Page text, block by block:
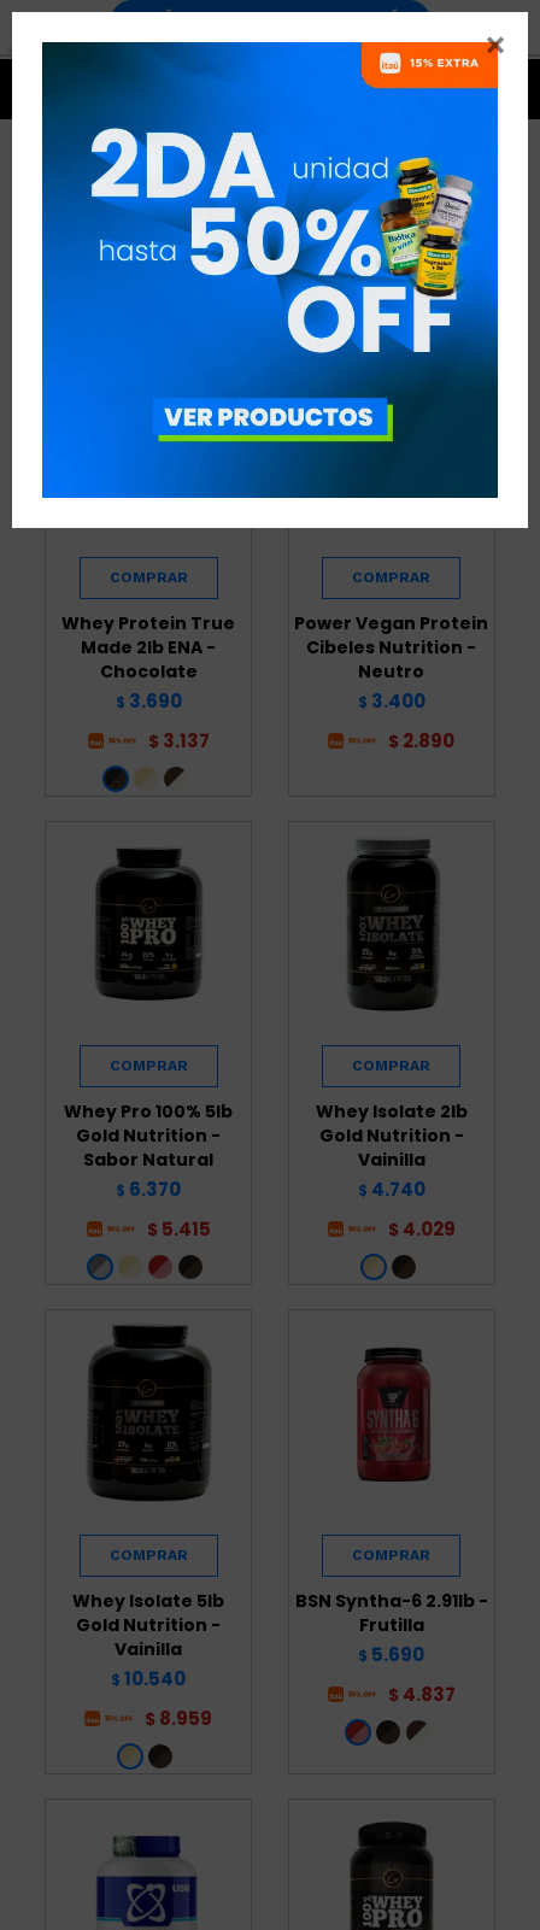

PROTEÍNAS - CICLISMO
DISCIPLINA:CICLISMO QUITAR FILTROS
RECOMENDADOS
Whey Protein True
Made 2lb ENA -
Chocolate
$ 3.690
$ 3.137
Power Vegan Protein
Cibeles Nutrition -
Neutro
$ 3.400
$ 2.890
Whey Pro 100% 5lb
Gold Nutrition -
Sabor Natural
$ 6.370
$ 5.415
Whey Isolate 2lb
Gold Nutrition -
Vainilla
$ 4.740
$ 4.029
Whey Isolate 5lb
Gold Nutrition -
Vainilla
$ 10.540
$ 8.959
BSN Syntha-6 2.91lb -
Frutilla
$ 5.690
$ 4.837